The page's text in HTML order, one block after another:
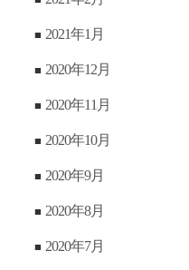
2021年1月
2020年12月
2020年11月
2020年10月
2020年9月
2020年8月
2020年7月